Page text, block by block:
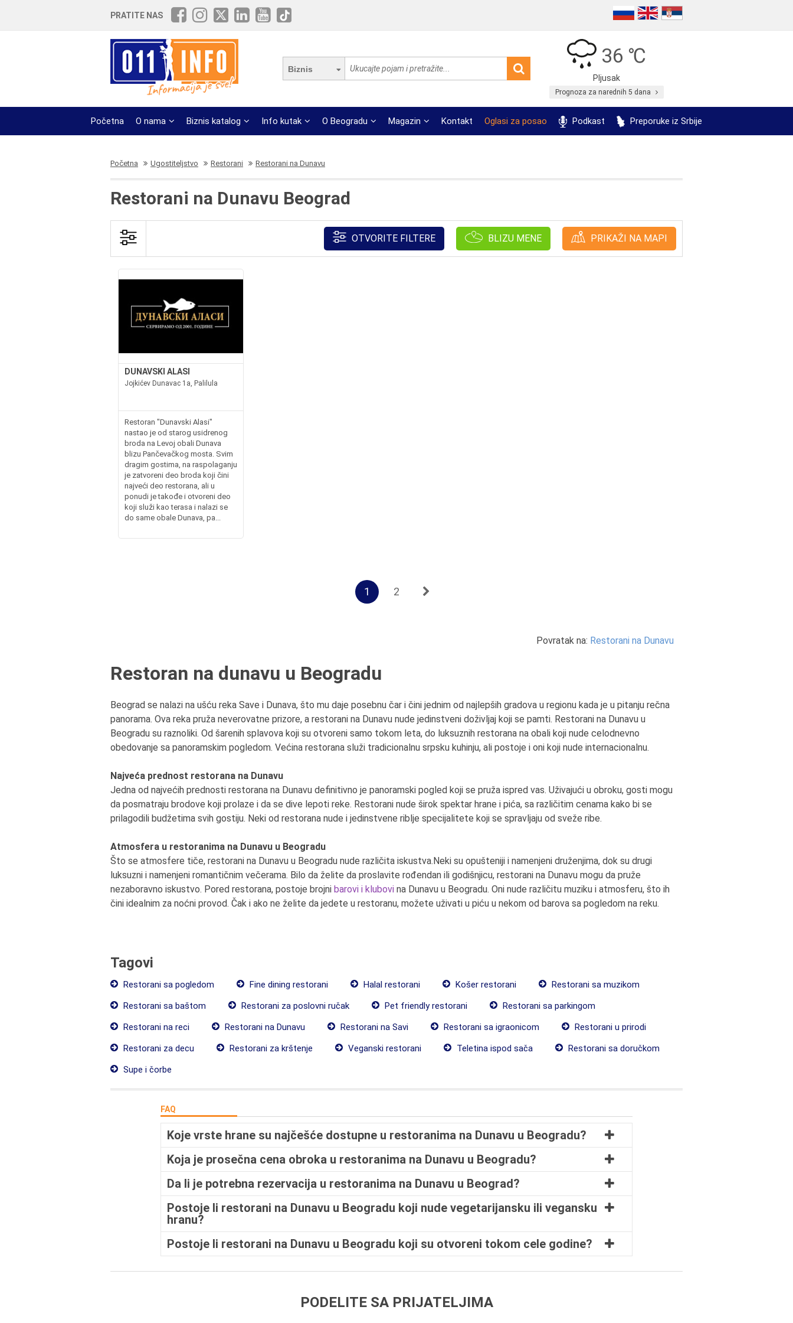
PRATITE NAS
Biznis
36 ℃
Pljusak
Prognoza za narednih 5 dana
Početna O nama Biznis katalog Info kutak O Beogradu Magazin Kontakt Oglasi za posao Podkast Preporuke iz Srbije
Početna Ugostiteljstvo Restorani Restorani na Dunavu
Restorani na Dunavu Beograd
OTVORITE FILTERE BLIZU MENE PRIKAŽI NA MAPI
DUNAVSKI ALASI
Jojkićev Dunavac 1a, Palilula
Restoran "Dunavski Alasi"
nastao je od starog usidrenog
broda na Levoj obali Dunava
blizu Pančevačkog mosta. Svim
dragim gostima, na raspolaganju
je zatvoreni deo broda koji čini
najveći deo restorana, ali u
ponudi je takođe i otvoreni deo
koji služi kao terasa i nalazi se
do same obale Dunava, pa...
1 2
Povratak na: Restorani na Dunavu
Restoran na dunavu u Beogradu
Beograd se nalazi na ušću reka Save i Dunava, što mu daje posebnu čar i čini jednim od najlepših gradova u regionu kada je u pitanju rečna
panorama. Ova reka pruža neverovatne prizore, a restorani na Dunavu nude jedinstveni doživljaj koji se pamti. Restorani na Dunavu u
Beogradu su raznoliki. Od šarenih splavova koji su otvoreni samo tokom leta, do luksuznih restorana na obali koji nude celodnevno
obedovanje sa panoramskim pogledom. Većina restorana služi tradicionalnu srpsku kuhinju, ali postoje i oni koji nude internacionalnu.
Najveća prednost restorana na Dunavu
Jedna od najvećih prednosti restorana na Dunavu definitivno je panoramski pogled koji se pruža ispred vas. Uživajući u obroku, gosti mogu
da posmatraju brodove koji prolaze i da se dive lepoti reke. Restorani nude širok spektar hrane i pića, sa različitim cenama kako bi se
prilagodili budžetima svih gostiju. Neki od restorana nude i jedinstvene riblje specijalitete koji se spravljaju od sveže ribe.
Atmosfera u restoranima na Dunavu u Beogradu
Što se atmosfere tiče, restorani na Dunavu u Beogradu nude različita iskustva.Neki su opušteniji i namenjeni druženjima, dok su drugi
luksuzni i namenjeni romantičnim večerama. Bilo da želite da proslavite rođendan ili godišnjicu, restorani na Dunavu mogu da pruže
nezaboravno iskustvo. Pored restorana, postoje brojni barovi i klubovi na Dunavu u Beogradu. Oni nude različitu muziku i atmosferu, što ih
čini idealnim za noćni provod. Čak i ako ne želite da jedete u restoranu, možete uživati u piću u nekom od barova sa pogledom na reku.
Tagovi
Restorani sa pogledom Fine dining restorani Halal restorani Košer restorani
Restorani sa muzikom
Restorani sa baštom
Restorani za poslovni ručak Pet friendly restorani
Restorani sa parkingom
Restorani na reci
Restorani na Dunavu Restorani na Savi Restorani sa igraonicom
Restorani u prirodi
Restorani za decu
Restorani za krštenje Veganski restorani Teletina ispod sača
Restorani sa doručkom
Supe i čorbe
FAQ
Koje vrste hrane su najčešće dostupne u restoranima na Dunavu u Beogradu?
Koja je prosečna cena obroka u restoranima na Dunavu u Beogradu?
Da li je potrebna rezervacija u restoranima na Dunavu u Beograd?
Postoje li restorani na Dunavu u Beogradu koji nude vegetarijansku ili vegansku
hranu?
Postoje li restorani na Dunavu u Beogradu koji su otvoreni tokom cele godine?
PODELITE SA PRIJATELJIMA